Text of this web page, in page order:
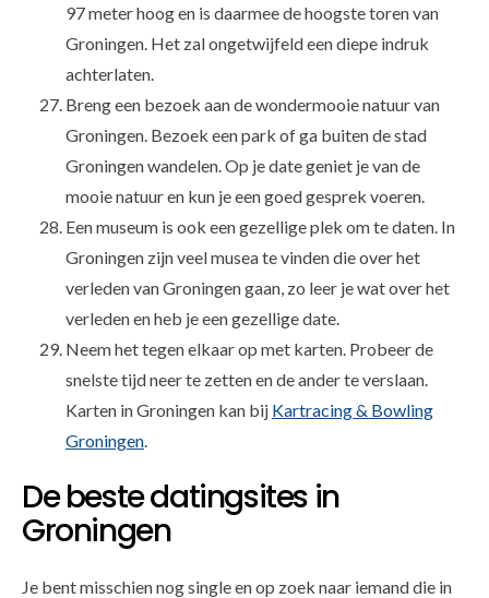
97 meter hoog en is daarmee de hoogste toren van
Groningen. Het zal ongetwijfeld een diepe indruk
achterlaten.
Breng een bezoek aan de wondermooie natuur van
Groningen. Bezoek een park of ga buiten de stad
Groningen wandelen. Op je date geniet je van de
mooie natuur en kun je een goed gesprek voeren.
Een museum is ook een gezellige plek om te daten. In
Groningen zijn veel musea te vinden die over het
verleden van Groningen gaan, zo leer je wat over het
verleden en heb je een gezellige date.
Neem het tegen elkaar op met karten. Probeer de
snelste tijd neer te zetten en de ander te verslaan.
Karten in Groningen kan bij Kartracing & Bowling
Groningen.
De beste datingsites in
Groningen
Je bent misschien nog single en op zoek naar iemand die in